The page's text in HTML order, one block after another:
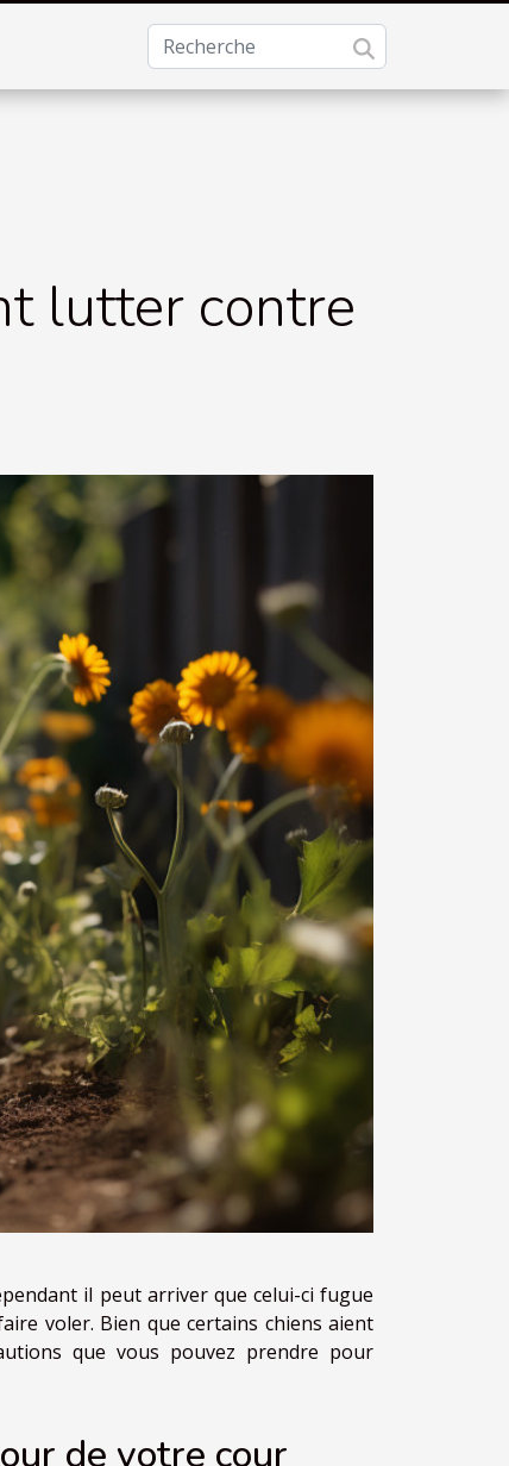
lutter contre
il peut arriver que celui-ci fugue
voler. Bien que certains chiens aient
que vous pouvez prendre pour
de votre cour